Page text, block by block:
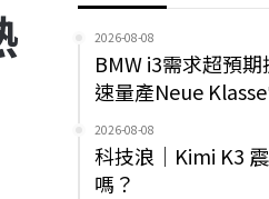
2026-08-08
BMW i3需求超預
速量產Neue
2026-08-08
科技浪｜Kimi K3
嗎？